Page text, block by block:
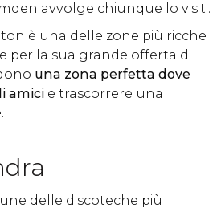
avvolge chiunque lo visiti.
è una delle zone più ricche
per la sua grande offerta di
una zona perfetta dove
amici e trascorrere una
delle discoteche più